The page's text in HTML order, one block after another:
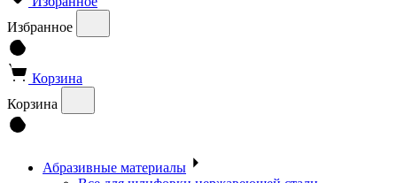
Избранное
Корзина
Корзина
Абразивные материалы